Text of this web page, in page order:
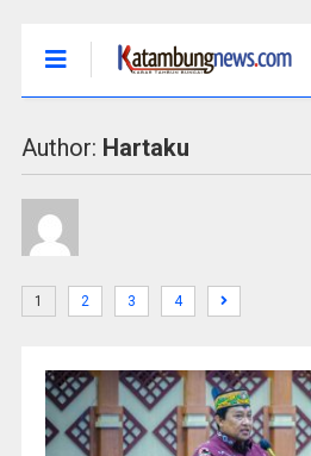
Author: Hartaku
1 2 3 4